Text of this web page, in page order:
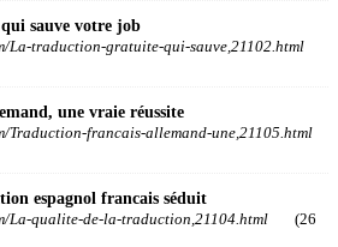
sauve votre job
La-traduction-gratuite-qui-sauve,21102.html
une vraie réussite
Traduction-francais-allemand-une,21105.html
espagnol francais séduit
La-qualite-de-la-traduction,21104.html (26